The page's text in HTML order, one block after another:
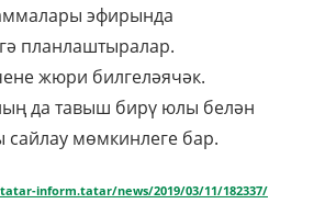
эфирында
планлаштыралар.
жюри билгеләячәк.
да тавыш бирү юлы белән
мөмкинлеге бар.
inform.tatar/news/2019/03/11/182337/